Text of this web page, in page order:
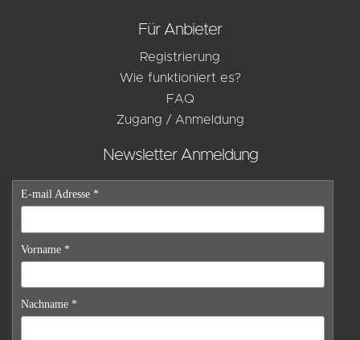
Für Anbieter
Registrierung
Wie funktioniert es?
FAQ
Zugang / Anmeldung
Newsletter Anmeldung
E-mail Adresse *
Vorname *
Nachname *